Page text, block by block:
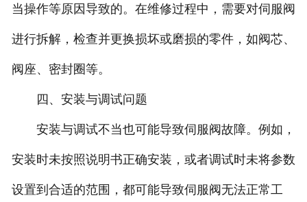
当操作等原因导致的。在维修过程中，需要对伺服阀
进行拆解，检查并更换损坏或磨损的零件，如阀芯、
阀座、密封圈等。
四、安装与调试问题
安装与调试不当也可能导致伺服阀故障。例如，
安装时未按照说明书正确安装，或者调试时未将参数
设置到合适的范围，都可能导致伺服阀无法正常工